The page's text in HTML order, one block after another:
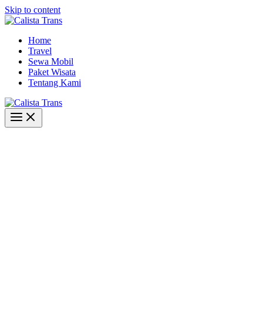
Skip to content
Home
Travel
Sewa Mobil
Paket Wisata
Tentang Kami